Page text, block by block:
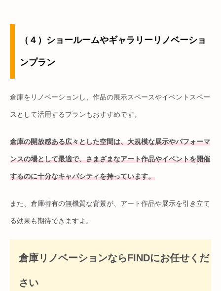
（４）ショールームやギャラリーリノベーショ
ンプラン
倉庫をリノベーションし、作品の展示スペースやイベントスペー
スとして活用するプランもおすすめです。
倉庫の開放感ある広々とした空間は、大規模な展示やパフォーマ
ンスの場として最適で、さまざまなアート作品やイベントを開催
するのに十分なキャパシティを持っています。
また、倉庫特有の無機質な背景が、アート作品や展示を引き立て
る効果も期待できますよ。
倉庫リノベーションならFINDにお任せくだ
さい